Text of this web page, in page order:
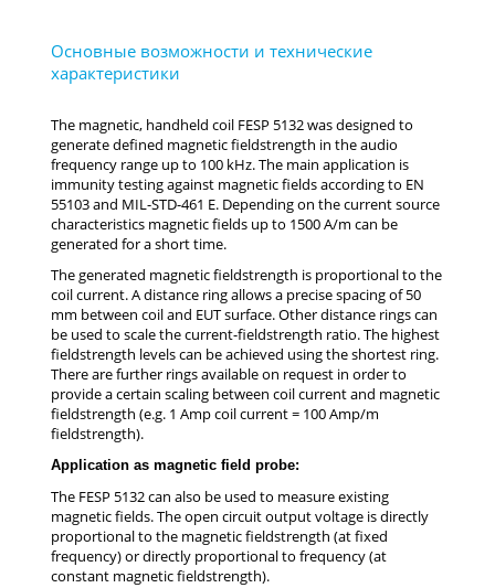
The magnetic, handheld coil FESP 5132 was designed to
generate defined magnetic fieldstrength in the audio
frequency range up to 100 kHz. The main application is
immunity testing against magnetic fields according to EN
55103 and MIL-STD-461 E. Depending on the current source
characteristics magnetic fields up to 1500 A/m can be
generated for a short time.
The generated magnetic fieldstrength is proportional to the
coil current. A distance ring allows a precise spacing of 50
mm between coil and EUT surface. Other distance rings can
be used to scale the current-fieldstrength ratio. The highest
fieldstrength levels can be achieved using the shortest ring.
There are further rings available on request in order to
provide a certain scaling between coil current and magnetic
fieldstrength (e.g. 1 Amp coil current = 100 Amp/m
fieldstrength).
Application as magnetic field probe:
The FESP 5132 can also be used to measure existing
magnetic fields. The open circuit output voltage is directly
proportional to the magnetic fieldstrength (at fixed
frequency) or directly proportional to frequency (at
constant magnetic fieldstrength).